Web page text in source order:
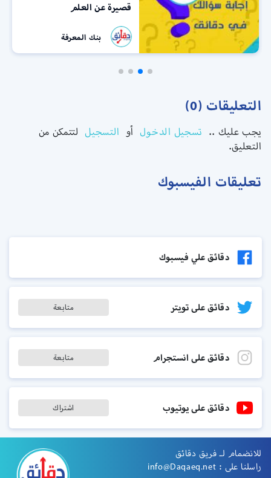
فريق دقائق
التعليقات (0)
يجب عليك .. تسجيل الدخول أو التسجيل لتتمكن من
التعليق.
تعليقات الفيسبوك
دقائق علي فيسبوك
دقائق على تويتر متابعة
دقائق على انستجرام متابعة
دقائق على يوتيوب اشتراك
للانضمام لـ فريق دقائق
راسلنا على : info@Daqaeq.net